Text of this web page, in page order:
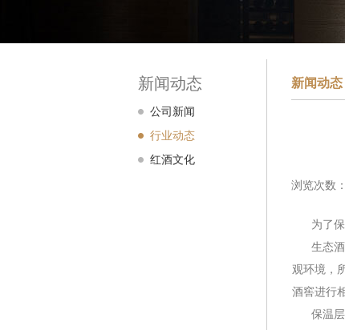
新闻动态
公司新闻
行业动态
红酒文化
新闻动态
浏览次数
为了保
生态酒
观环境，
酒窖进行
保温层